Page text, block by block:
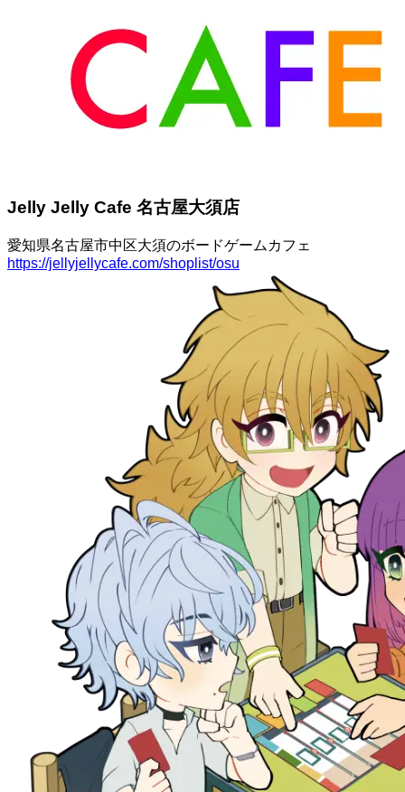
Jelly Jelly Cafe 名古屋大須店
愛知県名古屋市中区大須のボードゲームカフェ
https://jellyjellycafe.com/shoplist/osu